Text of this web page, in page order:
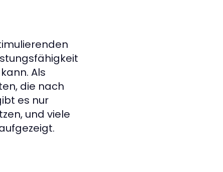
Als
die nach
es nur
und viele